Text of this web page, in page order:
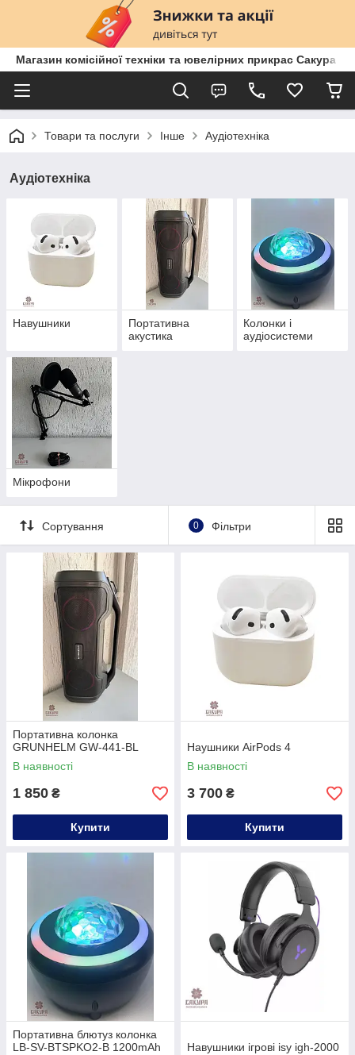
Магазин комісійної техніки та ювелірних прикрас Сакура
Товари та послуги Інше Аудіотехніка
Аудіотехніка
Навушники
Портативна
акустика
Колонки і
аудіосистеми
Мікрофони
Сортування 0 Фільтри
Портативна колонка
GRUNHELM GW-441-BL
В наявності
1 850 ₴
Купити
Наушники AirPods 4
В наявності
3 700 ₴
Купити
Портативна блютуз колонка
LB-SV-BTSPKO2-B 1200mAh
Навушники ігрові isy igh-2000